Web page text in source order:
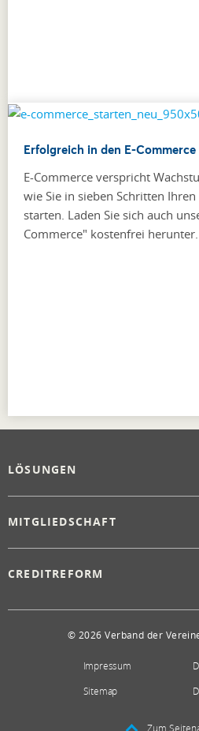
Erfolgreich in den E-
E-Commerce verspricht
wie Sie in sieben Schritten
starten. Laden Sie sich auch
Commerce" kostenfrei herunter.
LÖSUNGEN
MITGLIEDSCHAFT
CREDITREFORM
© 2026 Verband der
Impressum
Sitemap
Zum